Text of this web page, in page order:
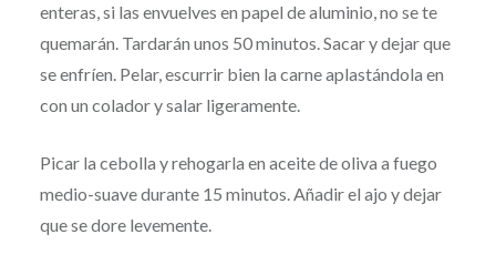
enteras, si las envuelves en papel de aluminio, no se te
quemarán. Tardarán unos 50 minutos. Sacar y dejar que
se enfríen. Pelar, escurrir bien la carne aplastándola en
con un colador y salar ligeramente.
Picar la cebolla y rehogarla en aceite de oliva a fuego
medio-suave durante 15 minutos. Añadir el ajo y dejar
que se dore levemente.